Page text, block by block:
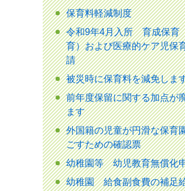
保育料軽減制度
令和9年4月入所 育成保育
育）および医療的ケア児保
請
被災時に保育料を減免しま
前年度保留に関する加点が
ます
外国籍の児童が円滑な保育
ごすための確認票
幼稚園等 幼児教育無償化
幼稚園 給食副食費の補足